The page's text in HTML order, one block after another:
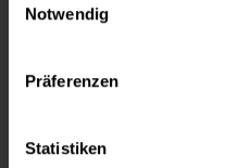
Notwendig
Präferenzen
Statistiken